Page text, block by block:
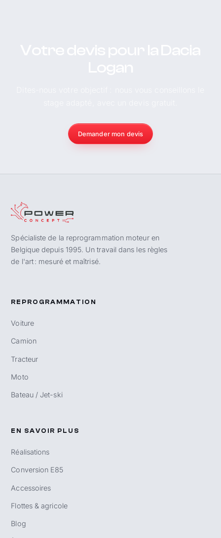
Demander mon devis
Spécialiste de la reprogrammation moteur en
Belgique depuis 1995. Un travail dans les règles
de l'art : mesuré et maîtrisé.
REPROGRAMMATION
Voiture
Camion
Tracteur
Moto
Bateau / Jet-ski
EN SAVOIR PLUS
Réalisations
Conversion E85
Accessoires
Flottes & agricole
Blog